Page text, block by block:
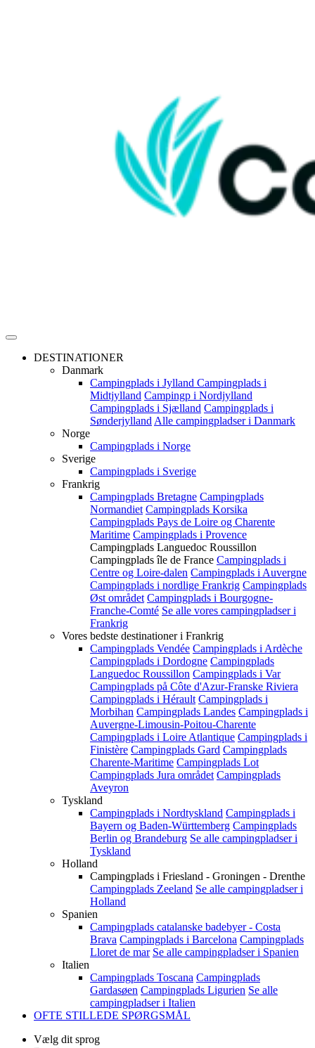
DESTINATIONER
Danmark
Campingplads i Jylland Campingplads i
Midtjylland Campingp i Nordjylland
Campingplads i Sjælland Campingplads i
Sønderjylland Alle campingpladser i Danmark
Norge
Campingplads i Norge
Sverige
Campingplads i Sverige
Frankrig
Campingplads Bretagne Campingplads
Normandiet Campingplads Korsika
Campingplads Pays de Loire og Charente
Maritime Campingplads i Provence
Campingplads Languedoc Roussillon
Campingplads île de France Campingplads i
Centre og Loire-dalen Campingplads i Auvergne
Campingplads i nordlige Frankrig Campingplads
Øst området Campingplads i Bourgogne-
Franche-Comté Se alle vores campingpladser i
Frankrig
Vores bedste destinationer i Frankrig
Campingplads Vendée Campingplads i Ardèche
Campingplads i Dordogne Campingplads
Languedoc Roussillon Campingplads i Var
Campingplads på Côte d'Azur-Franske Riviera
Campingplads i Hérault Campingplads i
Morbihan Campingplads Landes Campingplads i
Auvergne-Limousin-Poitou-Charente
Campingplads i Loire Atlantique Campingplads i
Finistère Campingplads Gard Campingplads
Charente-Maritime Campingplads Lot
Campingplads Jura området Campingplads
Aveyron
Tyskland
Campingplads i Nordtyskland Campingplads i
Bayern og Baden-Württemberg Campingplads
Berlin og Brandeburg Se alle campingpladser i
Tyskland
Holland
Campingplads i Friesland - Groningen - Drenthe
Campingplads Zeeland Se alle campingpladser i
Holland
Spanien
Campingplads catalanske badebyer - Costa
Brava Campingplads i Barcelona Campingplads
Lloret de mar Se alle campingpladser i Spanien
Italien
Campingplads Toscana Campingplads
Gardasøen Campingplads Ligurien Se alle
campingpladser i Italien
OFTE STILLEDE SPØRGSMÅL
Vælg dit sprog